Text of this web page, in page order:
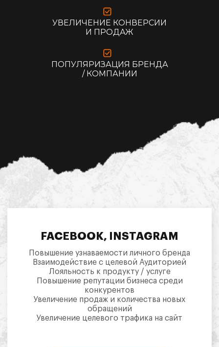
УВЕЛИЧЕНИЕ КОНВЕРСИИ
И ПРОДАЖ
ПОПУЛЯРИЗАЦИЯ БРЕНДА
/ КОМПАНИИ
FACEBOOK, INSTAGRAM
Повышение узнаваемости личного бренда
Взаимодействие с целевой Аудиторией
Лояльность к продукту / услуге
Повышение репутации бизнеса среди
конкурентов
Увеличение продаж и количества новых
обращений
Увеличение целевого трафика на сайт